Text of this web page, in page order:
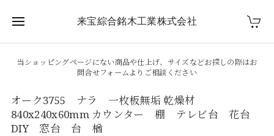
来宝綜合銘木工業株式会社
当ショッピングページにない商品や仕上げ、サイズなどお探しの際はお
問合せフォームよりご相談ください
オーク3755 ナラ 一枚板無垢 乾燥材
840x240x60mm カウンター 棚 テレビ台 花台
DIY 窓台 台 楢